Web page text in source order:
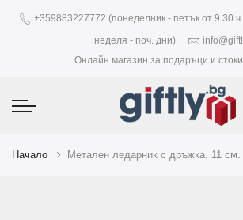
+359883227772 (понеделник - петък от 9.30
неделя - поч. дни)
Онлайн магазин за подаръци и
Начало Метален ледарник с дръжка. 11 см.